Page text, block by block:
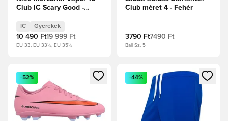
Club IC Scary Good -
Flamingo/Fekete/Total
Crimson Gyerek
IC Gyerekek
10 490 Ft19 999 Ft
EU 33, EU 33½, EU 35½
Club méret 4 - Fehér
3790 Ft7490 Ft
Ball Sz. 5
Megnyit egy modált a bejelentkezéshez vagy a tagként
-52%
Megnyit egy modált a
-44%